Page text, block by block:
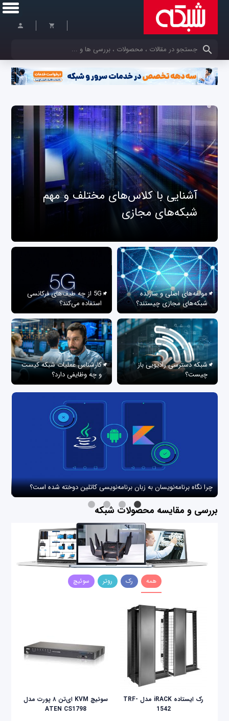
کلمات کلیدی خود را وارد کنید
آشنایی با کلاس‌های مختلف و مهم
شبکه‌های مجازی
مولفه‌های اصلی و سازنده
شبکه‌های مجازی چیستند؟
5G از چه طیف‌های فرکانسی
استفاده می‌کند؟
شبکه دسترسی رادیویی باز
چیست؟
کارشناس عملیات شبکه کیست
و چه وظایفی دارد؟
چرا نگاه برنامه‌نویسان به زبان برنامه‌نویسی کاتلین دوخته شده است؟
بررسی و مقایسه محصولات شبکه
همه رک روتر سوئیچ
رک ایستاده iRACK مدل TRF-
1542
سوئیچ KVM ای‌تن ۸ پورت مدل
ATEN CS1798